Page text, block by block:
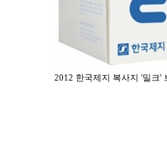
2012 한국제지 복사지 '밀크'